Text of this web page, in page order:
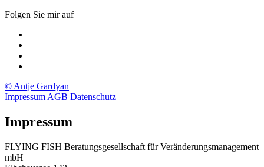
Folgen Sie mir auf
© Antje Gardyan
Impressum AGB Datenschutz
Impressum
FLYING FISH Beratungsgesellschaft für Veränderungsmanagement
mbH